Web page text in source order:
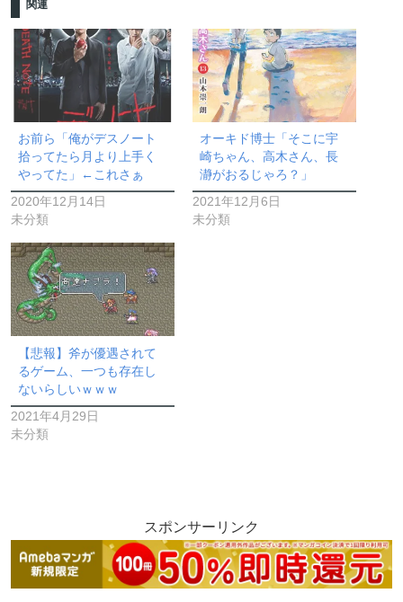
関連
お前ら「俺がデスノート
拾ってたら月より上手く
やってた」←これさぁ
2020年12月14日
未分類
オーキド博士「そこに宇
崎ちゃん、高木さん、長
瀞がおるじゃろ？」
2021年12月6日
未分類
【悲報】斧が優遇されて
るゲーム、一つも存在し
ないらしいｗｗｗ
2021年4月29日
未分類
スポンサーリンク